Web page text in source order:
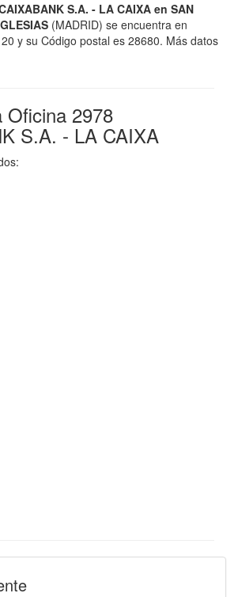
S.A. - LA CAIXA en SAN
(MADRID) se encuentra en
y su Código postal es 28680. Más datos
Oficina 2978
S.A. - LA CAIXA